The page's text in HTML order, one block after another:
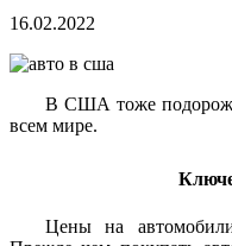
16.02.2022
В США тоже
всем мире.
Цены на